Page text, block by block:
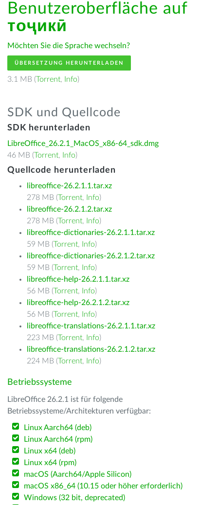
Benutzeroberfläche auf
тоҷикӣ
Möchten Sie die Sprache wechseln?
ÜBERSETZUNG HERUNTERLADEN
3.1 MB (Torrent, Info)
SDK und Quellcode
SDK herunterladen
LibreOffice_26.2.1_MacOS_x86-64_sdk.dmg
46 MB (Torrent, Info)
Quellcode herunterladen
libreoffice-26.2.1.1.tar.xz
278 MB (Torrent, Info)
libreoffice-26.2.1.2.tar.xz
278 MB (Torrent, Info)
libreoffice-dictionaries-26.2.1.1.tar.xz
59 MB (Torrent, Info)
libreoffice-dictionaries-26.2.1.2.tar.xz
59 MB (Torrent, Info)
libreoffice-help-26.2.1.1.tar.xz
56 MB (Torrent, Info)
libreoffice-help-26.2.1.2.tar.xz
56 MB (Torrent, Info)
libreoffice-translations-26.2.1.1.tar.xz
223 MB (Torrent, Info)
libreoffice-translations-26.2.1.2.tar.xz
224 MB (Torrent, Info)
Betriebssysteme
LibreOffice 26.2.1 ist für folgende
Betriebssysteme/Architekturen verfügbar:
Linux Aarch64 (deb)
Linux Aarch64 (rpm)
Linux x64 (deb)
Linux x64 (rpm)
macOS (Aarch64/Apple Silicon)
macOS x86_64 (10.15 oder höher erforderlich)
Windows (32 bit, deprecated)